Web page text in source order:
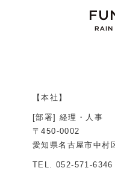
【本社】
[部署] 経理・人事
〒450-0002
愛知県名古屋市中村
TEL. 052-571-6346